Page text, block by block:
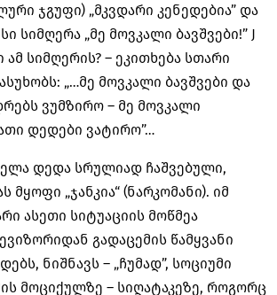
ჯგუფი) „მკვდარი კენედებია” და
სიმღერა „მე მოვკალი ბავშვები!” J
ამ სიმღერის? – ეკითხება სთარი
„…მე მოვკალი ბავშვები და
ვუმზირო – მე მოვკალი
დედები ვატირო”…
დედა სრულიად ჩაშვებული,
მყოფი „ჯანკია“ (ნარკომანი). იმ
ასეთი სიტუაციის მოწმეა
გადაცემის წამყვანი
ნიშნავს – „ჩუმად”, სოციუმი
მოციქულზე – სიღატაკეზე, როგორც